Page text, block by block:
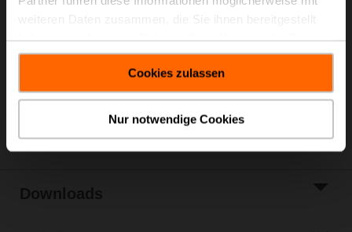
gesammelt haben.
Cookies zulassen
Nur notwendige Cookies
Listenpreis
EUR 127,00
Warenkorb